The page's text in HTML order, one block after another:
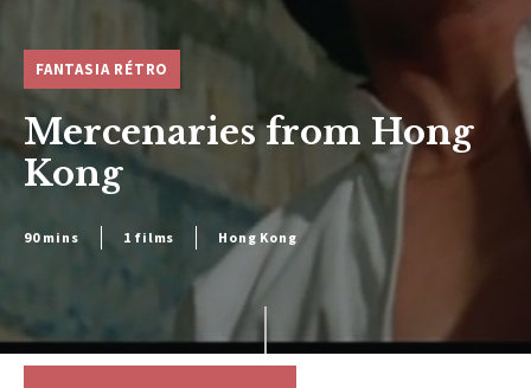
FANTASIA RÉTRO
Mercenaries from Hong
Kong
90 mins 1 films Hong Kong